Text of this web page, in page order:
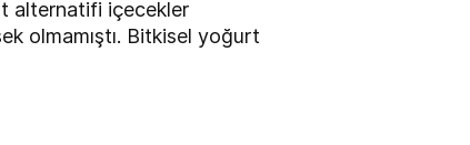
alternatifi içecekler
olmamıştı. Bitkisel yoğurt